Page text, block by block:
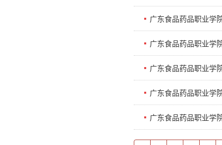
广东食品药品职业学
广东食品药品职业学
广东食品药品职业学
广东食品药品职业学
广东食品药品职业学